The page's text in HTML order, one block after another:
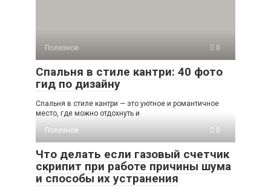
Полезное 0
Спальня в стиле кантри: 40 фото
гид по дизайну
Спальня в стиле кантри — это уютное и романтичное
место, где можно отдохнуть и
Полезное
0
Что делать если газовый счетчик
скрипит при работе причины шума
и способы их устранения